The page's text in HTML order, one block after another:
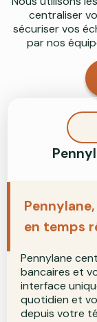
centraliser
sécuriser vos
par nos
en temps
Pennylane
bancaires et
interface
quotidien et
depuis votre